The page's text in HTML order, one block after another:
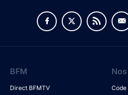
BFM
Direct BFMTV